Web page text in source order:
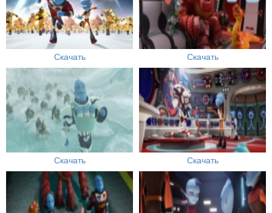
Скачать Скачать
Скачать Скачать